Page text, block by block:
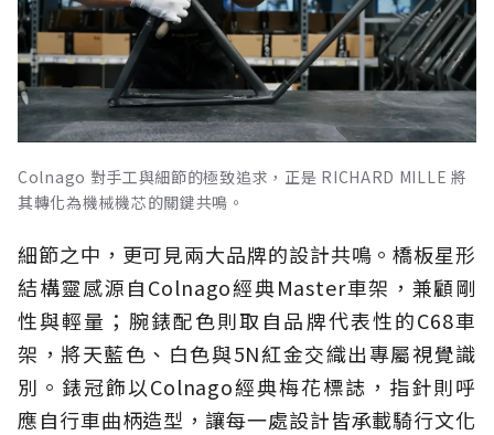
Colnago 對手工與細節的極致追求，正是 RICHARD MILLE 將
其轉化為機械機芯的關鍵共鳴。
細節之中，更可見兩大品牌的設計共鳴。橋板星形
結構靈感源自Colnago經典Master車架，兼顧剛
性與輕量；腕錶配色則取自品牌代表性的C68車
架，將天藍色、白色與5N紅金交織出專屬視覺識
別。錶冠飾以Colnago經典梅花標誌，指針則呼
應自行車曲柄造型，讓每一處設計皆承載騎行文化